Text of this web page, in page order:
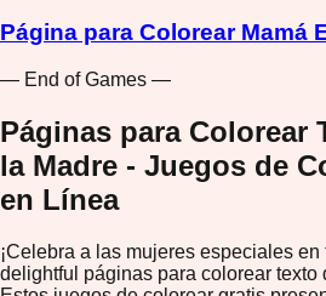
Página para Colorear Mamá
— End of Games —
Páginas para Colorear
la Madre - Juegos de
en Línea
¡Celebra a las mujeres especiales
delightful páginas para colorear texto